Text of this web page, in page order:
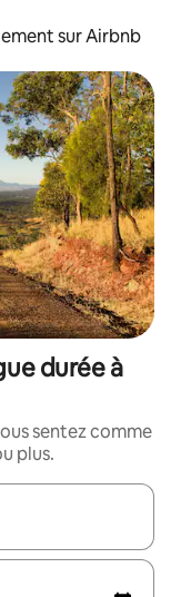
sur Airbnb
durée à
sentez comme
plus.
les flèches vers le